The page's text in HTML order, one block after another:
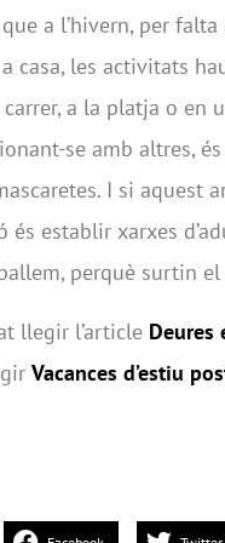
a l’hivern, per
casa, les activitats
a la platja o en
se amb altres,
I si aquest
establir xarxes
perquè surtin
llegir l’article Deures
Vacances d’estiu